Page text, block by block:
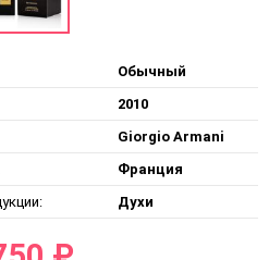
Обычный
2010
Giorgio Armani
Франция
Духи